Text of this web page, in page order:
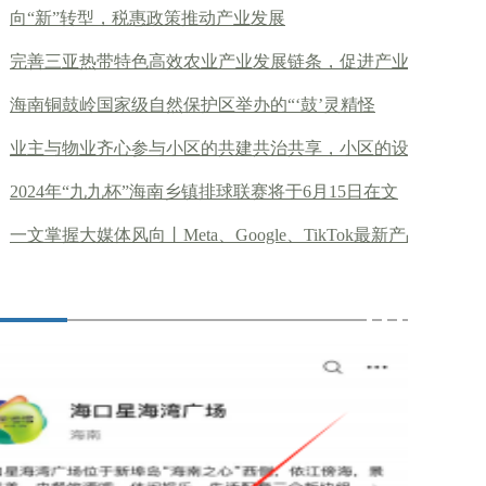
向“新”转型，税惠政策推动产业发展
完善三亚热带特色高效农业产业发展链条，促进产业
海南铜鼓岭国家级自然保护区举办的“‘鼓’灵精怪
业主与物业齐心参与小区的共建共治共享，小区的设
2024年“九九杯”海南乡镇排球联赛将于6月15日在文
一文掌握大媒体风向丨Meta、Google、TikTok最新产品政